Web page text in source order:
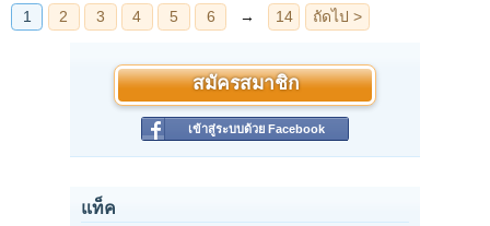
สมัครสมาชิก
เข้าสู่ระบบด้วย Facebook
แท็ค